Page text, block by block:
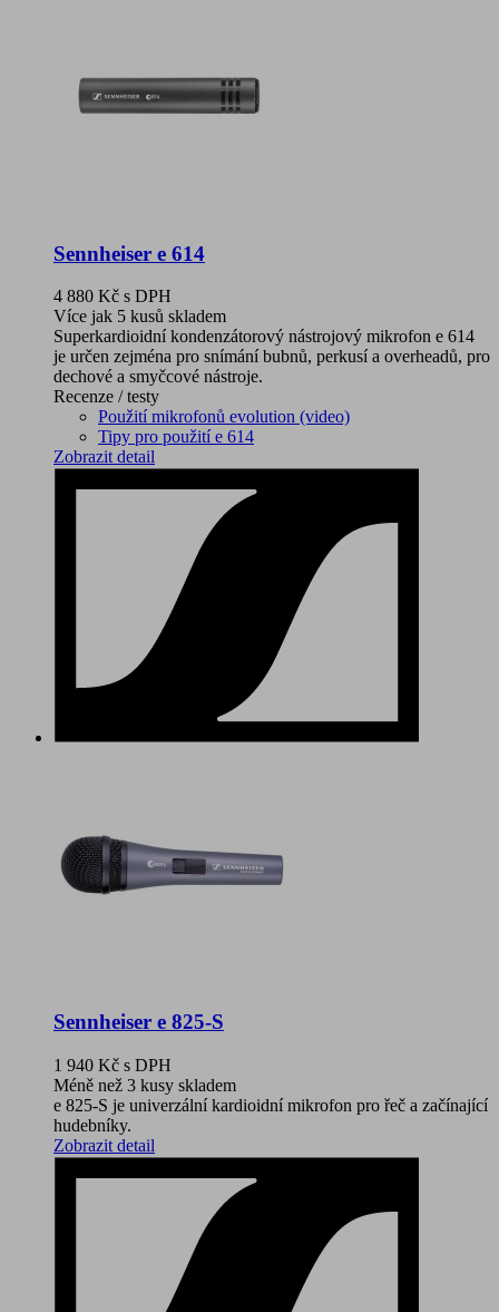
Sennheiser e 614
4 880 Kč s DPH
Více jak 5 kusů skladem
Superkardioidní kondenzátorový nástrojový mikrofon e 614
je určen zejména pro snímání bubnů, perkusí a overheadů, pro
dechové a smyčcové nástroje.
Recenze / testy
Použití mikrofonů evolution (video)
Tipy pro použití e 614
Zobrazit detail
Sennheiser e 825-S
1 940 Kč s DPH
Méně než 3 kusy skladem
e 825-S je univerzální kardioidní mikrofon pro řeč a začínající
hudebníky.
Zobrazit detail